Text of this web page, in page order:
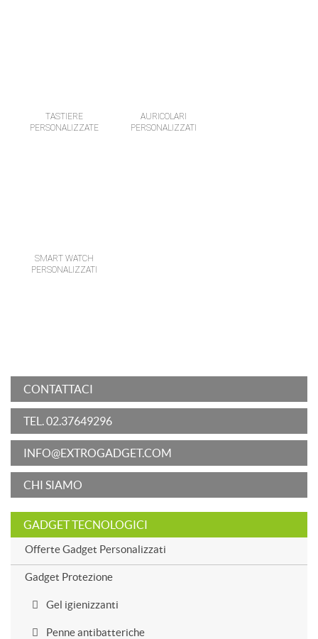
TASTIERE
PERSONALIZZATE
AURICOLARI
PERSONALIZZATI
SMART WATCH
PERSONALIZZATI
CONTATTACI
TEL. 02.37649296
INFO@EXTROGADGET.COM
CHI SIAMO
GADGET TECNOLOGICI
Offerte Gadget Personalizzati
Gadget Protezione
Gel igienizzanti
Penne antibatteriche